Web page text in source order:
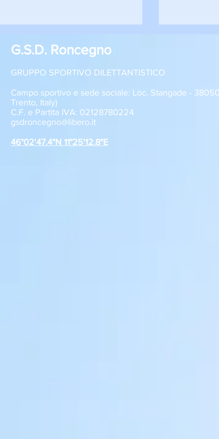
Roncegno - Aquila Trento 1-2
Allievi U17
G.S.D. Roncegno
GRUPPO SPORTIVO DILETTANTISTICO
Campo sportivo e sede sociale: Loc. Stangade -
Trento, Italy)
C.F. e Partita IVA: 02128780224
gsdroncegno@libero.it
46°02'47.4"N 11°25'12.8"E